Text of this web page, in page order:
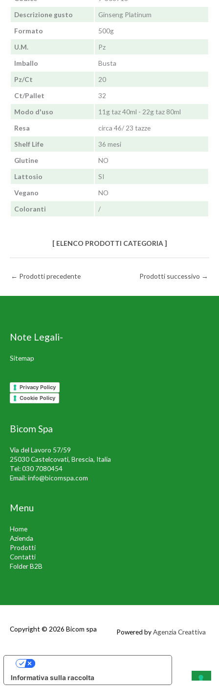
Descrizione gusto
Ginseng Platinum
Formato
500g
U.M.
Pz
Imballo
Busta
Pz/Ct
20
Ct/Pallet
32
Modo d'uso
11g taz 40ml - 22g taz 80ml
Resa
circa 46/ 23 tazze
Shelf Life
36 mesi
Glutine
NO
Lattosio
SI
Vegano
NO
Coloranti
/
[ ELENCO PRODOTTI CATEGORIA ]
← Prodotti precedente Prodotti successivo →
Note Legali-
Sitemap
Privacy Policy
Cookie Policy
Bicom Spa
Via del Lavoro 57/59
25030 Castelcovati, Brescia, Italia
Tel:030 7080454
Email:info@bicomspa.com
Menu
Home
Azienda
Prodotti
Contatti
Folder B2B
Copyright © 2026 Bicom spa Powered byAgenzia Creattiva
Informativa sulla raccolta